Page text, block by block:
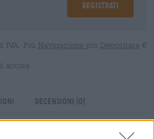
Registrati
IVA. Più Navigazione più Depositare €
accisa
Recensioni (0)